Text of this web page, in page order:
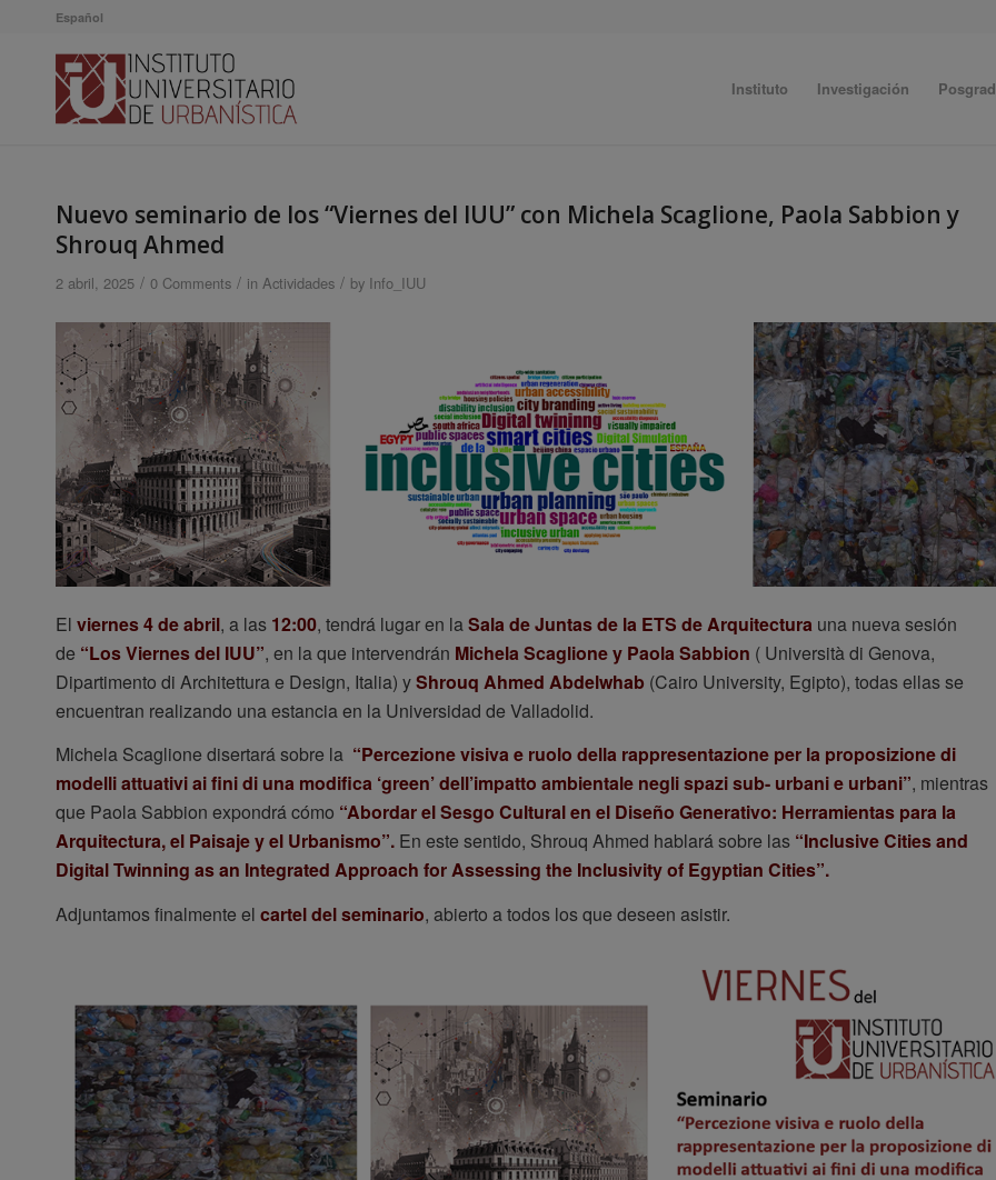
Español
Instituto Investigación
Nuevo seminario de los “Viernes del IUU” con Michela Scaglione, Paola Sabbion y
Shrouq Ahmed
2 abril, 2025 / 0 Comments / in Actividades / by Info_IUU
El viernes 4 de abril, a las 12:00, tendrá lugar en laSala de Juntas de la ETS de Arquitectura una nueva sesión
de “Los Viernes del IUU”, en la que intervendrán Michela Scaglione y Paola Sabbion ( Università di Genova,
Dipartimento di Architettura e Design, Italia) yShrouq Ahmed Abdelwhab (Cairo University, Egipto), todas ellas se
encuentran realizando una estancia en la Universidad de Valladolid.
Michela Scaglione disertará sobre la “Percezione visiva e ruolo della rappresentazione per la proposizione di
modelli attuativi ai fini di una modifica ‘green’ dell’impatto ambientale negli spazi sub- urbani e urbani”, mientras
que Paola Sabbion expondrá cómo “Abordar el Sesgo Cultural en el Diseño Generativo: Herramientas para la
Arquitectura, el Paisaje y el Urbanismo”. En este sentido, Shrouq Ahmed hablará sobre las “Inclusive Cities and
Digital Twinning as an Integrated Approach for Assessing the Inclusivity of Egyptian Cities”.
Adjuntamos finalmente el cartel del seminario, abierto a todos los que deseen asistir.